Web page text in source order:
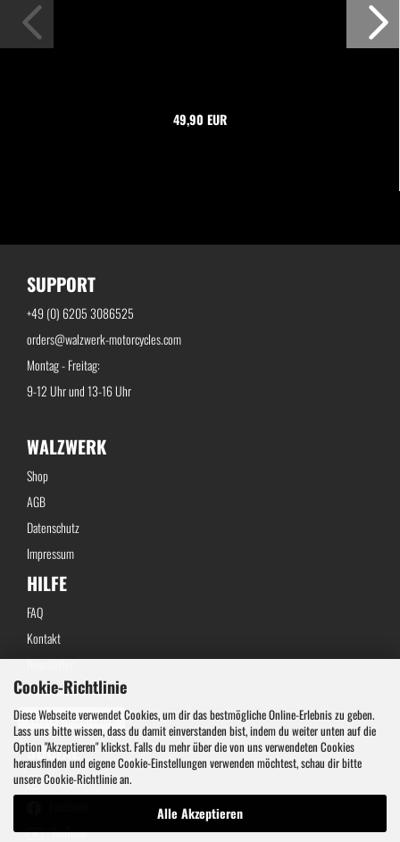
Cookie-Richtlinie
Diese Webseite verwendet Cookies, um dir das bestmögliche Online-Erlebnis zu geben.
Lass uns bitte wissen, dass du damit einverstanden bist, indem du weiter unten auf die
Option "Akzeptieren" klickst. Falls du mehr über die von uns verwendeten Cookies
herausfinden und eigene Cookie-Einstellungen verwenden möchtest, schau dir bitte
unsere Cookie-Richtlinie an.
Alle Akzeptieren
49,90 EUR
SUPPORT
+49 (0) 6205 3086525
orders@walzwerk-motorcycles.com
Montag - Freitag:
9-12 Uhr und 13-16 Uhr
WALZWERK
Shop
AGB
Datenschutz
Impressum
HILFE
FAQ
Kontakt
Newsletter
Widerrufsbelehrung
Vertrag widerrufen
SOCIAL
Instagram
YouTube